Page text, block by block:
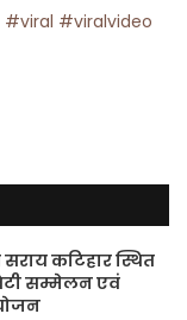
#viralvideo
सराय कटिहार स्थित
सम्मेलन एवं